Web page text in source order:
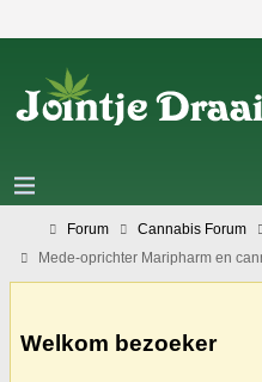
Forum Cannabis Forum
Mede-oprichter Maripharm en
Welkom bezoeker